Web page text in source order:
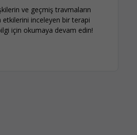
ve geçmiş travmaların
etkilerini inceleyen bir terapi
için okumaya devam edin!